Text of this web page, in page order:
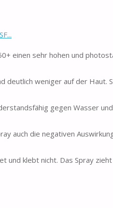
einen sehr hohen und
deutlich weniger auf der Haut.
gegen Wasser
auch die negativen
und klebt nicht. Das Spray